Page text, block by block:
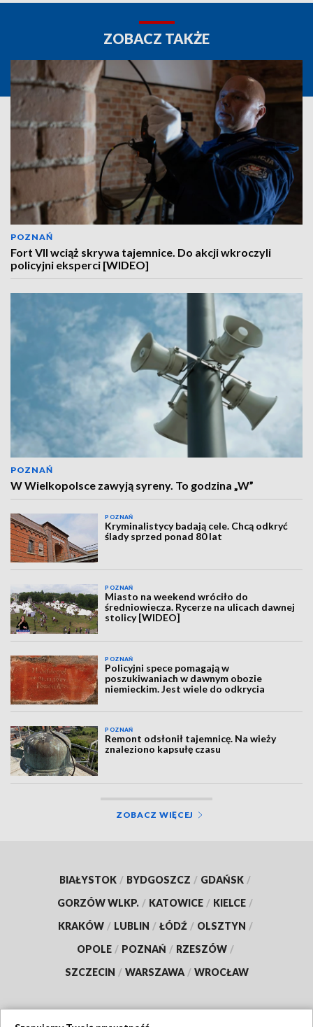
ZOBACZ TAKŻE
POZNAŃ
Fort VII wciąż skrywa tajemnice. Do akcji wkroczyli
policyjni eksperci [WIDEO]
POZNAŃ
W Wielkopolsce zawyją syreny. To godzina „W”
POZNAŃ
Kryminalistycy badają cele. Chcą odkryć
ślady sprzed ponad 80 lat
POZNAŃ
Miasto na weekend wróciło do
średniowiecza. Rycerze na ulicach dawnej
stolicy [WIDEO]
POZNAŃ
Policyjni spece pomagają w
poszukiwaniach w dawnym obozie
niemieckim. Jest wiele do odkrycia
POZNAŃ
Remont odsłonił tajemnicę. Na wieży
znaleziono kapsułę czasu
ZOBACZ WIĘCEJ
BIAŁYSTOK / BYDGOSZCZ / GDAŃSK /
GORZÓW WLKP. / KATOWICE / KIELCE /
KRAKÓW / LUBLIN / ŁÓDŹ / OLSZTYN /
OPOLE / POZNAŃ / RZESZÓW /
SZCZECIN / WARSZAWA / WROCŁAW